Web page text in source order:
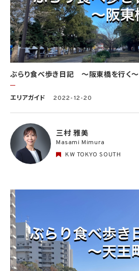
ぶらり食べ歩き日記 〜阪東橋を行く〜
エリアガイド 2022-12-20
三村 雅美
Masami Mimura
KW TOKYO SOUTH